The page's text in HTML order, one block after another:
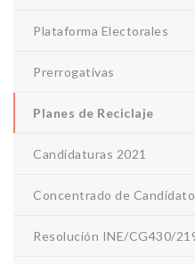
Plataforma Electorales
Prerrogativas
Planes de Reciclaje
Candidaturas 2021
Concentrado de
Resolución INE/CG430/